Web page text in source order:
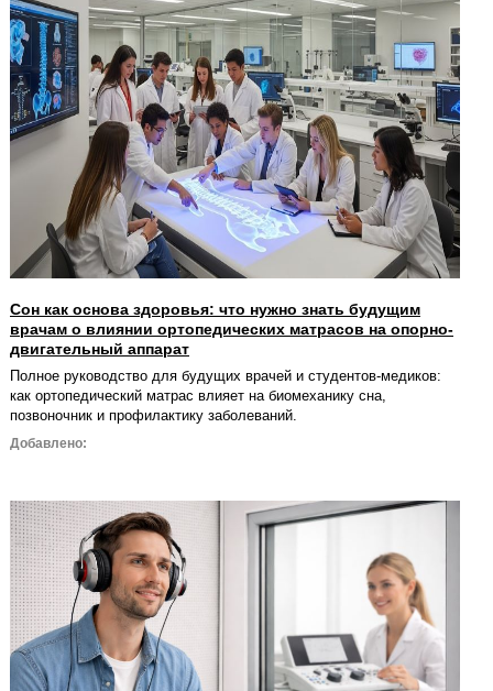
Сон как основа здоровья: что нужно знать будущим
врачам о влиянии ортопедических матрасов на опорно-
двигательный аппарат
Полное руководство для будущих врачей и студентов-медиков:
как ортопедический матрас влияет на биомеханику сна,
позвоночник и профилактику заболеваний.
Добавлено: